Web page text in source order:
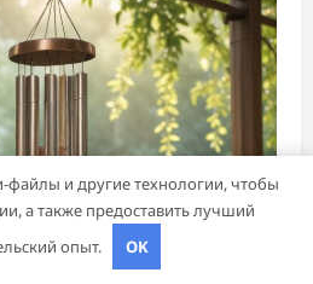
файлы и другие технологии, чтобы
а также предоставить лучший
опыт.
OK